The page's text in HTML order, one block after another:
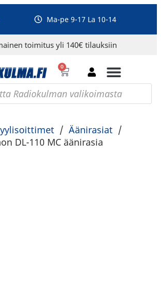
Ma-pe 9-17 La 10-14
toimitus yli 140€ tilauksiin
0
/ Äänirasiat /
DL-110 MC äänirasia